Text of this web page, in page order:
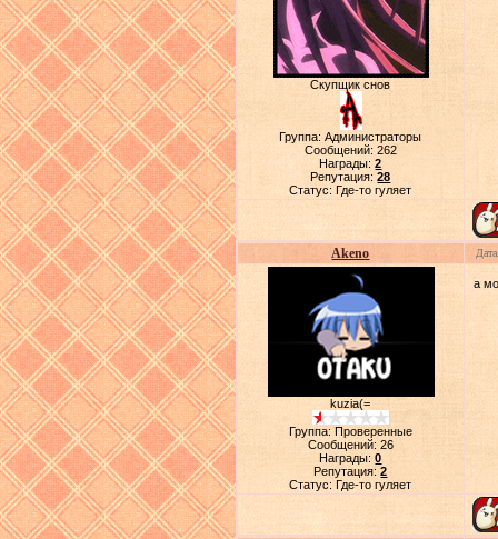
Скупщик снов
Группа: Администраторы
Сообщений: 262
Награды:2
Репутация:28
Статус:Где-то гуляет
Akeno
kuzia(=
Группа: Проверенные
Сообщений: 26
Награды:0
Репутация:2
Статус:Где-то гуляет
а